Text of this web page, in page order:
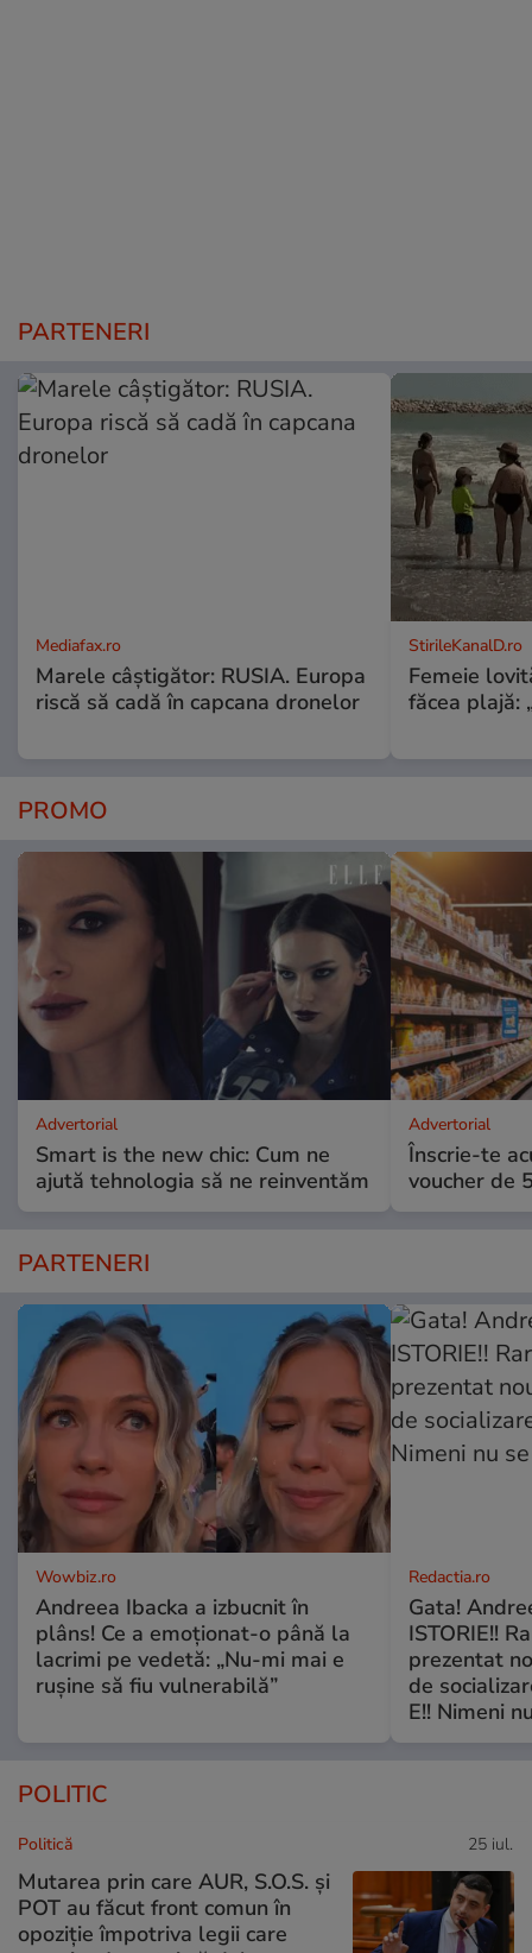
PARTENERI
Mediafax.ro
Marele câștigător: RUSIA. Europa
riscă să cadă în capcana dronelor
StirileKanalD.ro
Femeie
făcea plajă:
PROMO
Advertorial
Smart is the new chic: Cum ne
ajută tehnologia să ne reinventăm
Advertorial
Înscrie-te
voucher de
PARTENERI
Wowbiz.ro
Andreea Ibacka a izbucnit în
plâns! Ce a emoționat-o până la
lacrimi pe vedetă: „Nu-mi mai e
rușine să fiu vulnerabilă”
Redactia.ro
Gata!
ISTORIE!!
prezentat
de
E!! Nimeni
POLITIC
Politică 25 iul.
Mutarea prin care AUR, S.O.S. și
POT au făcut front comun în
opoziție împotriva legii care